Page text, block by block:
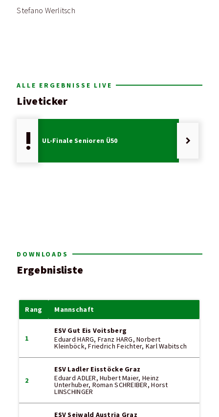
Stefano Werlitsch
ALLE ERGEBNISSE LIVE
Liveticker
priority_high UL-Finale Senioren Ü50 keyboard_arrow_right
DOWNLOADS
Ergebnisliste
Rang Mannschaft
1
ESV Gut Eis Voitsberg
Eduard HARG, Franz HARG, Norbert
Kleinböck, Friedrich Feichter, Karl Wabitsch
2
ESV Ladler Eisstöcke Graz
Eduard ADLER, Hubert Maier, Heinz
Unterhuber, Roman SCHREIBER, Horst
LINSCHINGER
ESV Seiwald Austria Graz